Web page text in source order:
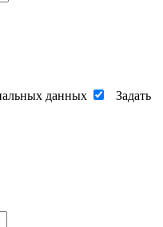
данных
Задать